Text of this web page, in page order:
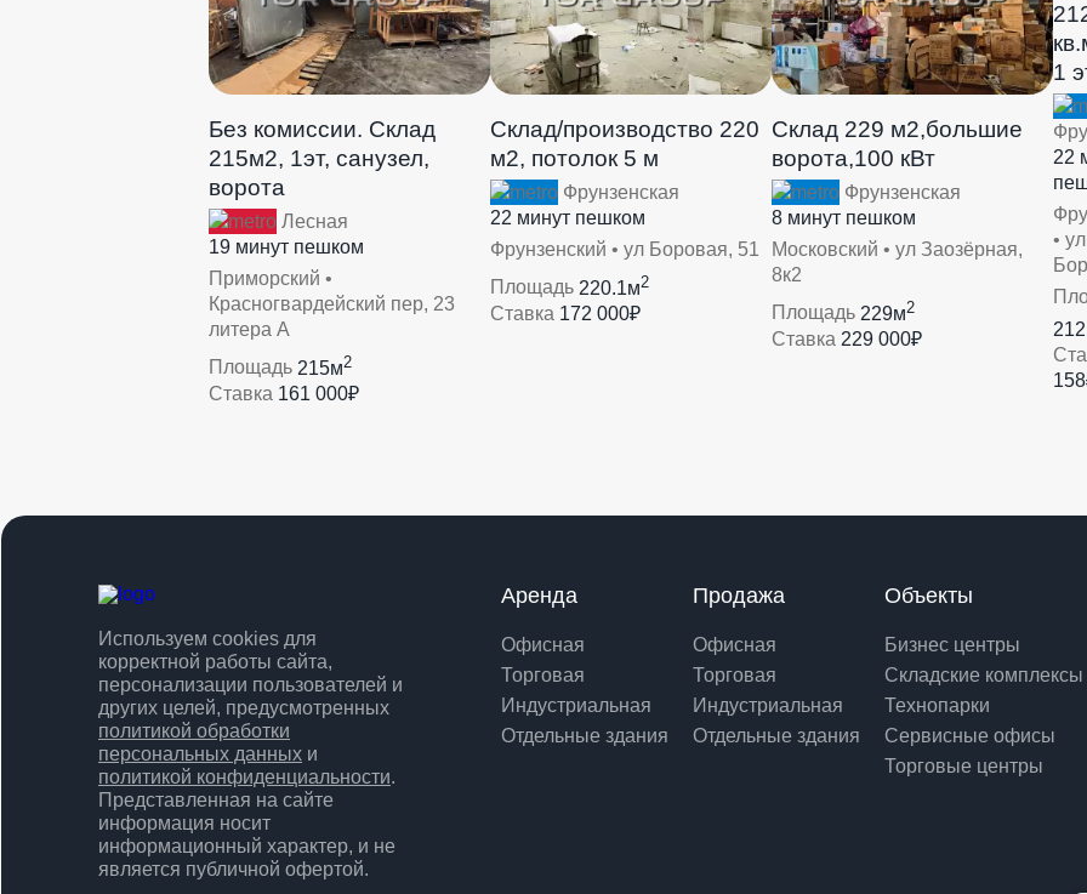
Без комиссии. Склад
215м2, 1эт, санузел,
ворота
Лесная
19 минут пешком
Приморский •
Красногвардейский пер, 23
литера А
Площадь 215м2
Ставка 161 000₽
Склад/производство 220
м2, потолок 5 м
Фрунзенская
22 минут пешком
Фрунзенский • ул Боровая, 51
Площадь 220.1м2
Ставка 172 000₽
Склад 229 м2,большие
ворота,100 кВт
Фрунзенская
8 минут пешком
Московский • ул Заозёрная,
8к2
Площадь 229м2
Ставка 229 000₽
1
22
• ул
Используем cookies для
корректной работы сайта,
персонализации пользователей и
других целей, предусмотренных
политикой обработки
персональных данных и
политикой конфиденциальности.
Представленная на сайте
информация носит
информационный характер, и не
является публичной офертой.
Аренда
Офисная
Торговая
Индустриальная
Отдельные здания
Продажа
Офисная
Торговая
Индустриальная
Отдельные здания
Объекты
Бизнес центры
Складские комплексы
Технопарки
Сервисные офисы
Торговые центры